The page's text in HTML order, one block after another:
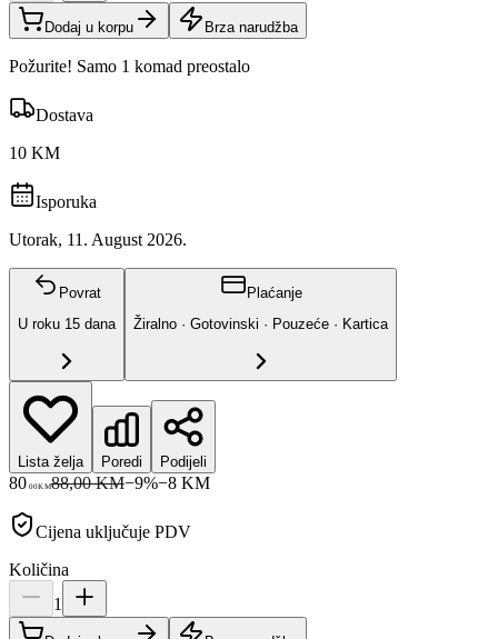
Dodaj u korpu Brza narudžba
Požurite! Samo 1 komad preostalo
Dostava
10 KM
Isporuka
Utorak, 11. August 2026.
Povrat
U roku 15 dana
Plaćanje
Žiralno · Gotovinski · Pouzeće · Kartica
Lista želja Poredi Podijeli
80 00KM88,00 KM−9%−8KM
Cijena uključuje PDV
Količina
1